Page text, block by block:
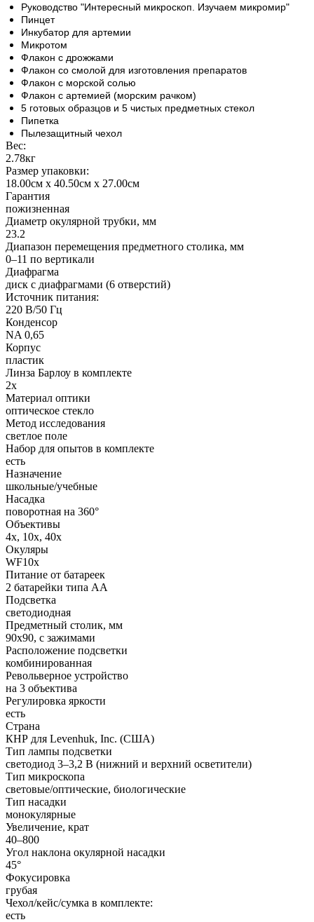
Руководство "Интересный микроскоп. Изучаем микромир"
Пинцет
Инкубатор для артемии
Микротом
Флакон с дрожжами
Флакон со смолой для изготовления препаратов
Флакон с морской солью
Флакон с артемией (морским рачком)
5 готовых образцов и 5 чистых предметных стекол
Пипетка
Пылезащитный чехол
Вес:
2.78кг
Размер упаковки:
18.00см x 40.50см x 27.00см
Гарантия
пожизненная
Диаметр окулярной трубки, мм
23.2
Диапазон перемещения предметного столика, мм
0–11 по вертикали
Диафрагма
диск с диафрагмами (6 отверстий)
Источник питания:
220 В/50 Гц
Конденсор
NA 0,65
Корпус
пластик
Линза Барлоу в комплекте
2x
Материал оптики
оптическое стекло
Метод исследования
светлое поле
Набор для опытов в комплекте
есть
Назначение
школьные/учебные
Насадка
поворотная на 360°
Объективы
4х, 10х, 40х
Окуляры
WF10x
Питание от батареек
2 батарейки типа АА
Подсветка
светодиодная
Предметный столик, мм
90x90, с зажимами
Расположение подсветки
комбинированная
Револьверное устройство
на 3 объектива
Регулировка яркости
есть
Страна
КНР для Levenhuk, Inc. (США)
Тип лампы подсветки
светодиод 3–3,2 В (нижний и верхний осветители)
Тип микроскопа
световые/оптические, биологические
Тип насадки
монокулярные
Увеличение, крат
40–800
Угол наклона окулярной насадки
45°
Фокусировка
грубая
Чехол/кейс/сумка в комплекте:
есть